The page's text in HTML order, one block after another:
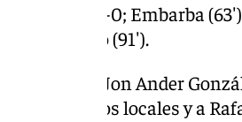
(50′), 2-0; Embarba
2; Baptistao (91′).
vasco Jon Ander
por parte de los locales y a